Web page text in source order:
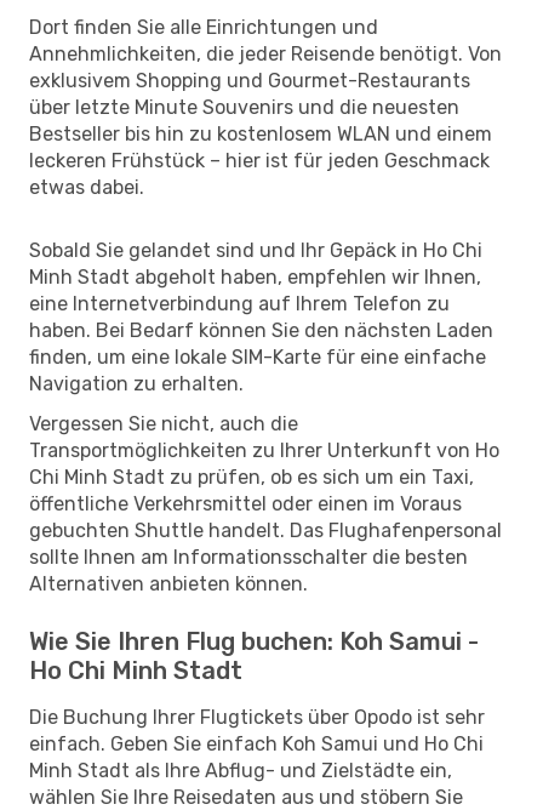
Dort finden Sie alle Einrichtungen und
Annehmlichkeiten, die jeder Reisende benötigt. Von
exklusivem Shopping und Gourmet-Restaurants
über letzte Minute Souvenirs und die neuesten
Bestseller bis hin zu kostenlosem WLAN und einem
leckeren Frühstück – hier ist für jeden Geschmack
etwas dabei.
Sobald Sie gelandet sind und Ihr Gepäck in Ho Chi
Minh Stadt abgeholt haben, empfehlen wir Ihnen,
eine Internetverbindung auf Ihrem Telefon zu
haben. Bei Bedarf können Sie den nächsten Laden
finden, um eine lokale SIM-Karte für eine einfache
Navigation zu erhalten.
Vergessen Sie nicht, auch die
Transportmöglichkeiten zu Ihrer Unterkunft von Ho
Chi Minh Stadt zu prüfen, ob es sich um ein Taxi,
öffentliche Verkehrsmittel oder einen im Voraus
gebuchten Shuttle handelt. Das Flughafenpersonal
sollte Ihnen am Informationsschalter die besten
Alternativen anbieten können.
Wie Sie Ihren Flug buchen: Koh Samui -
Ho Chi Minh Stadt
Die Buchung Ihrer Flugtickets über Opodo ist sehr
einfach. Geben Sie einfach Koh Samui und Ho Chi
Minh Stadt als Ihre Abflug- und Zielstädte ein,
wählen Sie Ihre Reisedaten aus und stöbern Sie